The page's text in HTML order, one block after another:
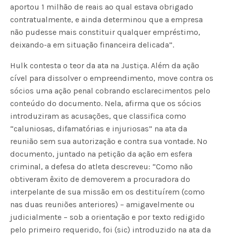
aportou 1 milhão de reais ao qual estava obrigado
contratualmente, e ainda determinou que a empresa
não pudesse mais constituir qualquer empréstimo,
deixando-a em situação financeira delicada”.
Hulk contesta o teor da ata na Justiça. Além da ação
cível para dissolver o empreendimento, move contra os
sócios uma ação penal cobrando esclarecimentos pelo
conteúdo do documento. Nela, afirma que os sócios
introduziram as acusações, que classifica como
“caluniosas, difamatórias e injuriosas” na ata da
reunião sem sua autorização e contra sua vontade. No
documento, juntado na petição da ação em esfera
criminal, a defesa do atleta descreveu: “Como não
obtiveram êxito de demoverem a procuradora do
interpelante de sua missão em os destituírem (como
nas duas reuniões anteriores) – amigavelmente ou
judicialmente – sob a orientação e por texto redigido
pelo primeiro requerido, foi (sic) introduzido na ata da